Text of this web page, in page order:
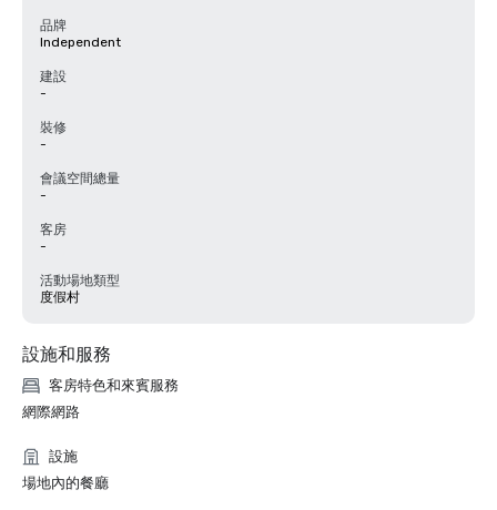
品牌
Independent
建設
-
裝修
-
會議空間總量
-
客房
-
活動場地類型
度假村
設施和服務
客房特色和來賓服務
網際網路
設施
場地內的餐廳